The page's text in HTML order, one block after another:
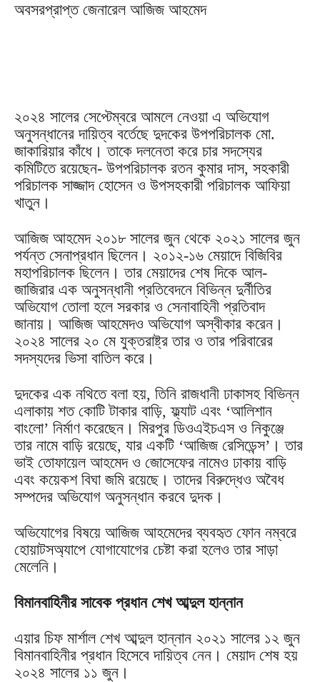
অবসরপ্রাপ্ত জেনারেল আজিজ আহমেদ
২০২৪ সালের সেপ্টেম্বরে আমলে নেওয়া এ অভিযোগ
অনুসন্ধানের দায়িত্ব বর্তেছে দুদকের উপপরিচালক মো.
জাকারিয়ার কাঁধে। তাকে দলনেতা করে চার সদস্যের
কমিটিতে রয়েছেন- উপপরিচালক রতন কুমার দাস, সহকারী
পরিচালক সাজ্জাদ হোসেন ও উপসহকারী পরিচালক আফিয়া
খাতুন।
আজিজ আহমেদ ২০১৮ সালের জুন থেকে ২০২১ সালের জুন
পর্যন্ত সেনাপ্রধান ছিলেন। ২০১২-১৬ মেয়াদে বিজিবির
মহাপরিচালক ছিলেন। তার মেয়াদের শেষ দিকে আল-
জাজিরার এক অনুসন্ধানী প্রতিবেদনে বিভিন্ন দুর্নীতির
অভিযোগ তোলা হলে সরকার ও সেনাবাহিনী প্রতিবাদ
জানায়। আজিজ আহমেদও অভিযোগ অস্বীকার করেন।
২০২৪ সালের ২০ মে যুক্তরাষ্ট্র তার ও তার পরিবারের
সদস্যদের ভিসা বাতিল করে।
দুদকের এক নথিতে বলা হয়, তিনি রাজধানী ঢাকাসহ বিভিন্ন
এলাকায় শত কোটি টাকার বাড়ি, ফ্ল্যাট এবং ‘আলিশান
বাংলো’ নির্মাণ করেছেন। মিরপুর ডিওএইচএস ও নিকুঞ্জে
তার নামে বাড়ি রয়েছে, যার একটি ‘আজিজ রেসিডেন্স’। তার
ভাই তোফায়েল আহমেদ ও জোসেফের নামেও ঢাকায় বাড়ি
এবং কয়েকশ বিঘা জমি রয়েছে। তাদের বিরুদ্ধেও অবৈধ
সম্পদের অভিযোগ অনুসন্ধান করবে দুদক।
অভিযোগের বিষয়ে আজিজ আহমেদের ব্যবহৃত ফোন নম্বরে
হোয়াটসঅ্যাপে যোগাযোগের চেষ্টা করা হলেও তার সাড়া
মেলেনি।
বিমানবাহিনীর সাবেক প্রধান শেখ আব্দুল হান্নান
এয়ার চিফ মার্শাল শেখ আব্দুল হান্নান ২০২১ সালের ১২ জুন
বিমানবাহিনীর প্রধান হিসেবে দায়িত্ব নেন। মেয়াদ শেষ হয়
২০২৪ সালের ১১ জুন।